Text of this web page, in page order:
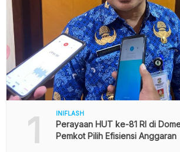
1 INIFLASH
Perayaan HUT ke-81 RI di
Pemkot Pilih Efisiensi Anggaran